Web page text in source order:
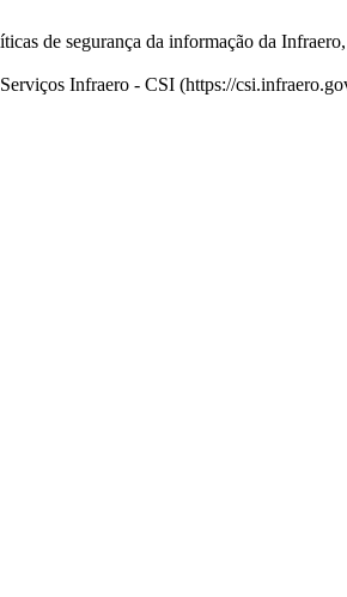
de segurança da informação da
Infraero - CSI (https://